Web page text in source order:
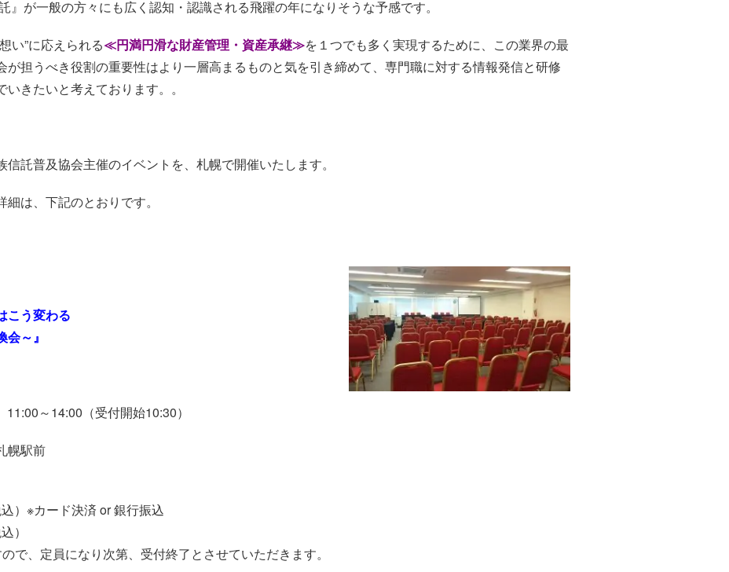
』が一般の方々にも広く認知・認識される飛躍の年になりそうな予感です。
い”に応えられる≪円満円滑な財産管理・資産承継≫を１つでも多く実現するために、この業界の最
が担うべき役割の重要性はより一層高まるものと気を引き締めて、専門職に対する情報発信と研修
きたいと考えております。。
託普及協会主催のイベントを、札幌で開催いたします。
は、下記のとおりです。
こう変わる
～』
～14:00（受付開始10:30）
幌駅前
）※カード決済 or 銀行振込
）
で、定員になり次第、受付終了とさせていただきます。